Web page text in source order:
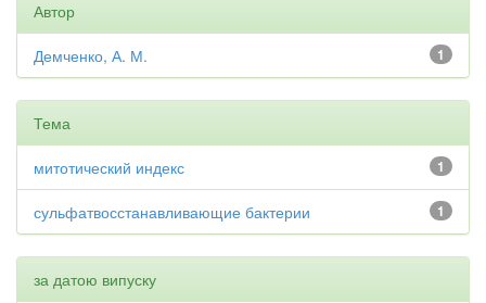
Автор
1
Демченко, А. М.
Тема
1
митотический индекс
1
сульфатвосстанавливающие бактерии
за датою випуску